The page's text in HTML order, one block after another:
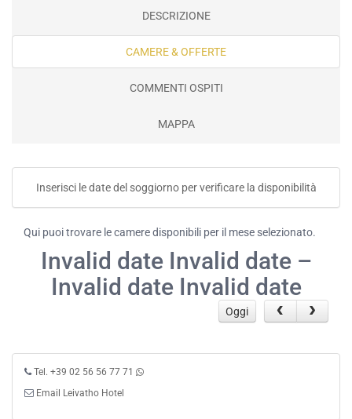
DESCRIZIONE
CAMERE & OFFERTE
COMMENTI OSPITI
MAPPA
Inserisci le date del soggiorno per verificare la disponibilità
Qui puoi trovare le camere disponibili per il mese selezionato.
Invalid date Invalid date –
Invalid date Invalid date
Oggi
Tel. +39 02 56 56 77 71
Email Leivatho Hotel